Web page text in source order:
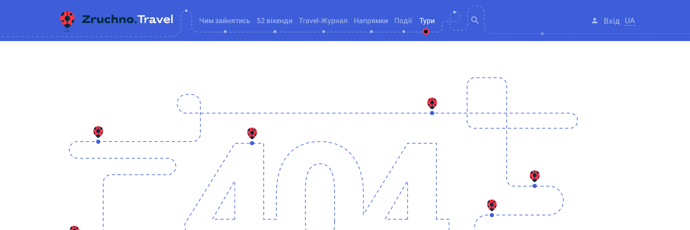
Чим зайнятись 52 вікенди Travel-Журнал Напрямки Події Тури Вхід UA